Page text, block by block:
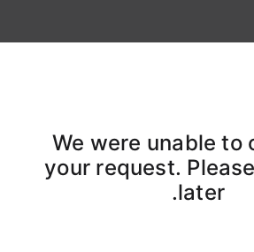
We were unable to
your request.
later.